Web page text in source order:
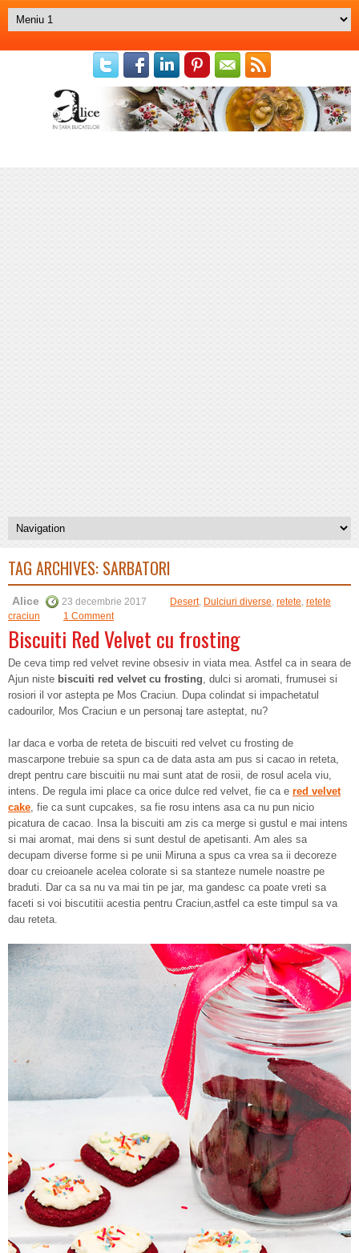
TAG ARCHIVES: SARBATORI
Alice 23 decembrie 2017 Desert, Dulciuri diverse, retete, retete
craciun
1 Comment
Biscuiti Red Velvet cu frosting
De ceva timp red velvet revine obsesiv in viata mea. Astfel ca in seara de
Ajun niste biscuiti red velvet cu frosting, dulci si aromati, frumusei si
rosiori il vor astepta pe Mos Craciun. Dupa colindat si impachetatul
cadourilor, Mos Craciun e un personaj tare asteptat, nu?
Iar daca e vorba de reteta de biscuiti red velvet cu frosting de
mascarpone trebuie sa spun ca de data asta am pus si cacao in reteta,
drept pentru care biscuitii nu mai sunt atat de rosii, de rosul acela viu,
intens. De regula imi place ca orice dulce red velvet, fie ca e red velvet
cake, fie ca sunt cupcakes, sa fie rosu intens asa ca nu pun nicio
picatura de cacao. Insa la biscuiti am zis ca merge si gustul e mai intens
si mai aromat, mai dens si sunt destul de apetisanti. Am ales sa
decupam diverse forme si pe unii Miruna a spus ca vrea sa ii decoreze
doar cu creioanele acelea colorate si sa stanteze numele noastre pe
braduti. Dar ca sa nu va mai tin pe jar, ma gandesc ca poate vreti sa
faceti si voi biscutitii acestia pentru Craciun,astfel ca este timpul sa va
dau reteta.